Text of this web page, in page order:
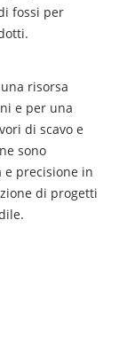
fossi per
risorsa
e per una
di scavo e
sono
e precisione in
di progetti